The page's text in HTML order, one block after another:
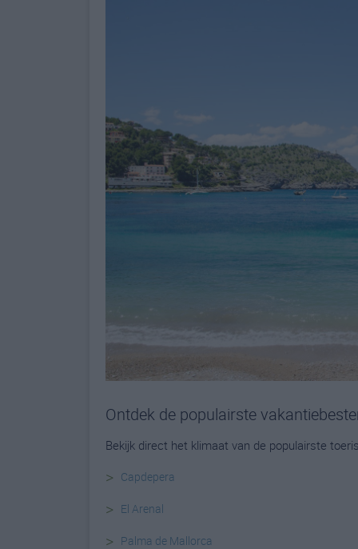
Ontdek de populairste
Bekijk direct het klimaat van de populairste
> Capdepera
> El Arenal
> Palma de Mallorca